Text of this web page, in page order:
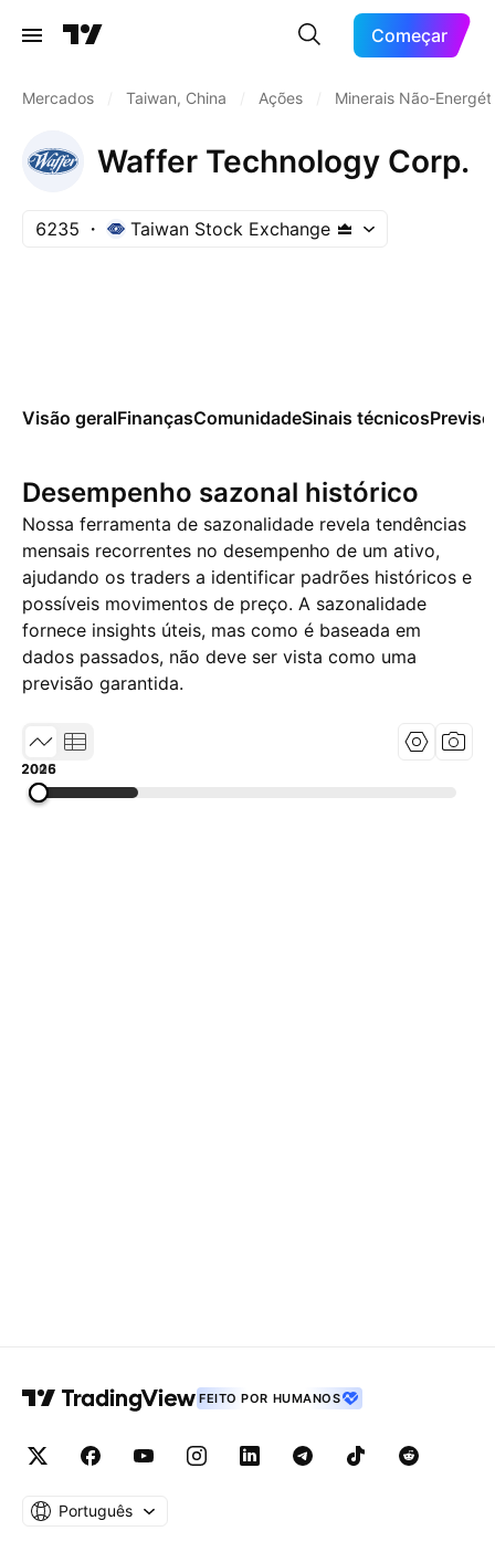
Começar
Mercados Taiwan, China Ações Minerais Não-
Waffer Technology Corp.
6235 Taiwan Stock Exchange
Visão geralFinançasComunidadeSinais técnicos
Desempenho sazonal histórico
Nossa ferramenta de sazonalidade revela tendências
mensais recorrentes no desempenho de um ativo,
ajudando os traders a identificar padrões históricos e
possíveis movimentos de preço. A sazonalidade
fornece insights úteis, mas como é baseada em
dados passados, não deve ser vista como uma
previsão garantida.
2005
2015
2026
FEITO POR HUMANOS
Português